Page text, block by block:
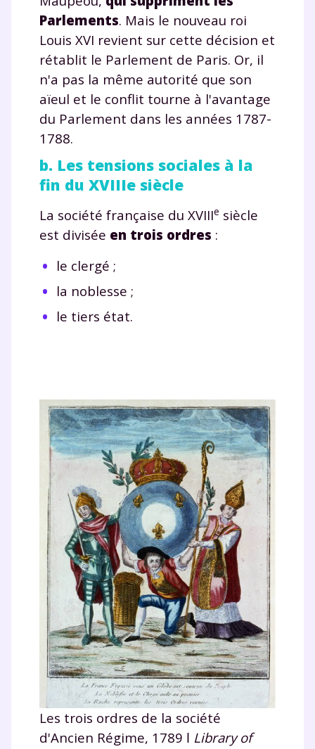
Parlements. Mais le nouveau roi
Louis XVI revient sur cette décision et
rétablit le Parlement de Paris. Or, il
n'a pas la même autorité que son
aïeul et le conflit tourne à l'avantage
du Parlement dans les années 1787-
1788.
b. Les tensions sociales à la
fin du XVIIIe siècle
La société française du XVIIIe siècle
est divisée en trois ordres :
le clergé ;
la noblesse ;
le tiers état.
Les trois ordres de la société
d'Ancien Régime, 1789 ǀ Library of